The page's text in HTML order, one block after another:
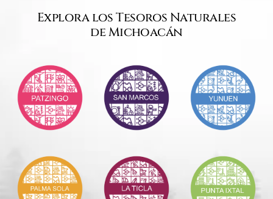
Explora los Tesoros Naturales
de Michoacán